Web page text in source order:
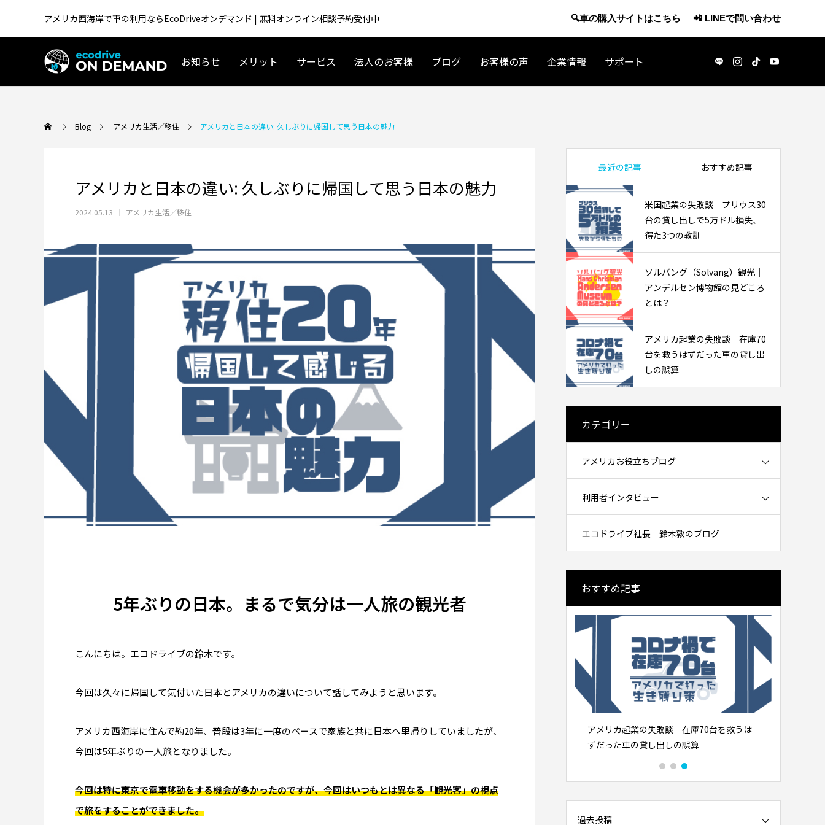
アメリカ西海岸で車の利用ならEcoDriveオンデマンド | 無料オンライン相談予約受付中 🔍車の購入サイトはこちら 📲 LINEで問い合わせ
お知らせ メリット サービス 法人のお客様 ブログ お客様の声 企業情報 サポート
テスラ「Supercharger for Business」
とは？店舗にスーパーチャージャーを設
置 駐車場4台から考えるEV充電集客
2026.07.08
アメリカ 車 リースの基礎〜契約まで｜
駐在員・留学生の完全ガイド
2026.04.28
夫婦で海外移住するには？育休・休職で
LAに住んだ13ヶ月の実話
2026.03.20
J-1ビザで渡米：アメリカの日本酒マー
ケットを知るために働いた話（インタビ
ュー）
2026.02.20
米国起業の失敗談｜プリウス30台の貸
し出しで5万ドル損失、得た3つの教訓
2026.08.02
アメリカ起業の失敗談｜在庫70台を救
うはずだった車の貸し出しの誤算
アメリカで起業するとき借金は必要？
2026.07.15
30万マイル・48万km走った実例と寿命
のか｜アラスカで見た日清食品の世界展
司と回転寿司の間を取る？寿司ロボット
海外から見る東京の魅力と日本人の国民
性: 清潔・安全・利便性の理由
2026.01.30
Blog アメリカ生活／移住 アメリカと日本の違い: 久しぶりに帰国して思う日本の魅力
アメリカと日本の違い: 久しぶりに帰国して思う日本の魅力
2024.05.13 アメリカ生活／移住
5年ぶりの日本。まるで気分は一人旅の観光者
こんにちは。エコドライブの鈴木です。
今回は久々に帰国して気付いた日本とアメリカの違いについて話してみようと思います。
アメリカ西海岸に住んで約20年、普段は3年に一度のペースで家族と共に日本へ里帰りしていましたが、
今回は5年ぶりの一人旅となりました。
今回は特に東京で電車移動をする機会が多かったのですが、今回はいつもとは異なる「観光客」の視点
で旅をすることができました。
最近の記事 おすすめ記事
米国起業の失敗談｜プリウス30
台の貸し出しで5万ドル損失、
得た3つの教訓
ソルバング（Solvang）観光｜
アンデルセン博物館の見どころ
とは？
アメリカ起業の失敗談｜在庫70
台を救うはずだった車の貸し出
しの誤算
カテゴリー
アメリカお役立ちブログ
利用者インタビュー
エコドライブ社長 鈴木敦のブログ
おすすめ記事
米国起業の失敗談｜プリウス30台の貸し出
しで5万ドル損失、得た3つの教訓
ソルバング（Solvang）観光｜アンデルセン
アメリカ起業の失敗談｜在庫70台を救うは
米国起業の失敗談｜プリウス30台の貸し出
しで5万ドル損失、得た3つの教訓
過去投稿